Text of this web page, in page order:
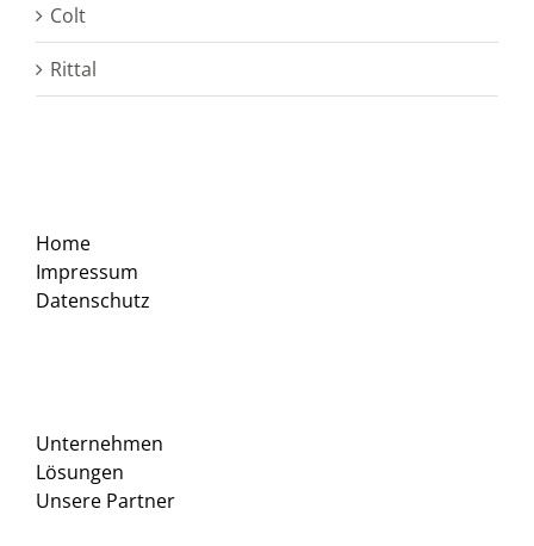
Colt
Rittal
Home
Impressum
Datenschutz
Unternehmen
Lösungen
Unsere Partner